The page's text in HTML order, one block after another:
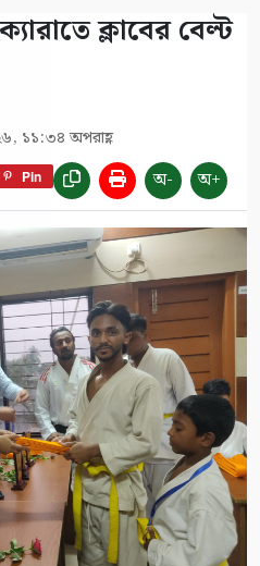
ক্লাবের বেল্ট
১১:৩৪ অপরাহ্ণ
Pin অ- অ+